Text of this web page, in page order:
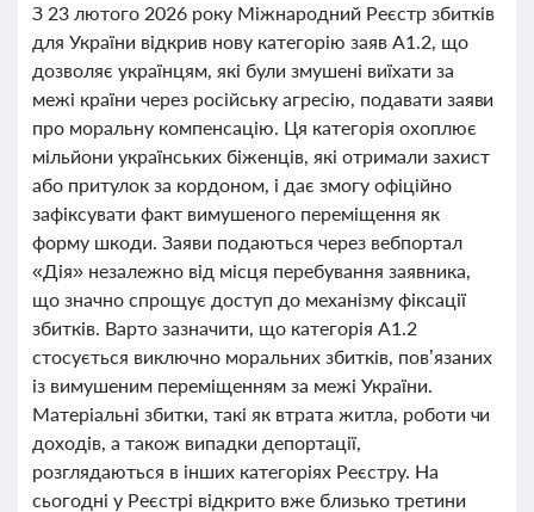
З 23 лютого 2026 року Міжнародний Реєстр збитків
для України відкрив нову категорію заяв A1.2, що
дозволяє українцям, які були змушені виїхати за
межі країни через російську агресію, подавати заяви
про моральну компенсацію. Ця категорія охоплює
мільйони українських біженців, які отримали захист
або притулок за кордоном, і дає змогу офіційно
зафіксувати факт вимушеного переміщення як
форму шкоди. Заяви подаються через вебпортал
«Дія» незалежно від місця перебування заявника,
що значно спрощує доступ до механізму фіксації
збитків. Варто зазначити, що категорія A1.2
стосується виключно моральних збитків, пов’язаних
із вимушеним переміщенням за межі України.
Матеріальні збитки, такі як втрата житла, роботи чи
доходів, а також випадки депортації,
розглядаються в інших категоріях Реєстру. На
сьогодні у Реєстрі відкрито вже близько третини